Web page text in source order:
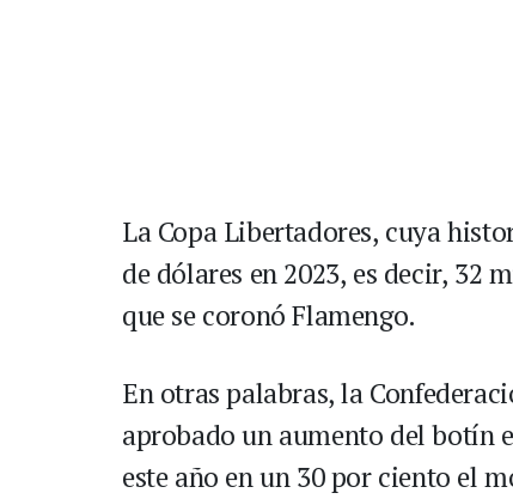
La Copa Libertadores, cuya
de dólares en 2023, es decir, 32
que se coronó Flamengo.
En otras palabras, la
aprobado un aumento del botín
este año en un 30 por ciento el